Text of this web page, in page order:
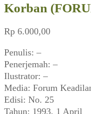
Korban
Rp 6.000,00
Penulis: –
Penerjemah: –
Ilustrator: –
Media: Forum
Edisi: No. 25
Tahun: 1993, 1 April